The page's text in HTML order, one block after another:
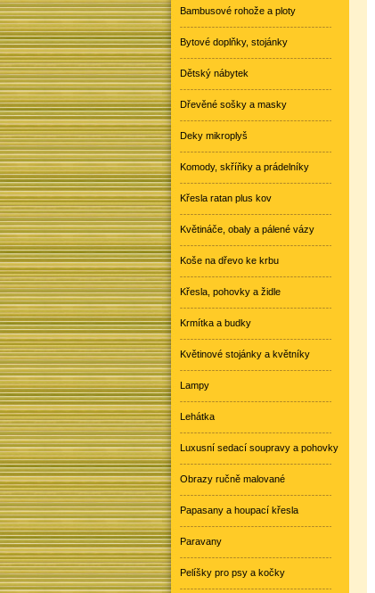
Bambusové rohože a ploty
Bytové doplňky, stojánky
Dětský nábytek
Dřevěné sošky a masky
Deky mikroplyš
Komody, skříňky a prádelníky
Křesla ratan plus kov
Květináče, obaly a pálené vázy
Koše na dřevo ke krbu
Křesla, pohovky a židle
Krmítka a budky
Květinové stojánky a květníky
Lampy
Lehátka
Luxusní sedací soupravy a pohovky
Obrazy ručně malované
Papasany a houpací křesla
Paravany
Pelíšky pro psy a kočky